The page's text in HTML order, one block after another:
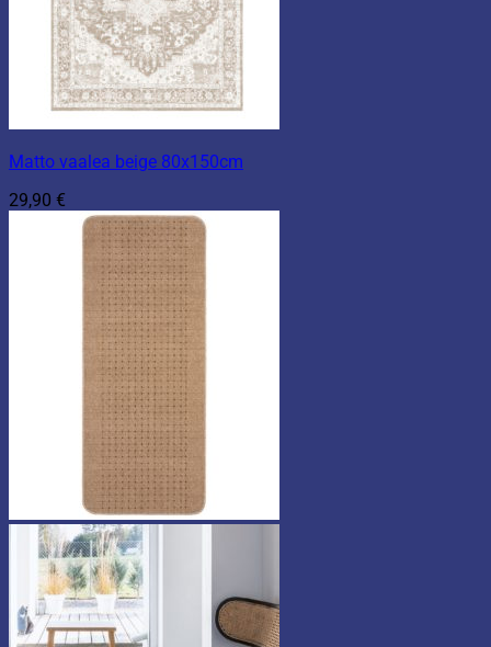
Matto vaalea beige 80x150cm
29,90 €